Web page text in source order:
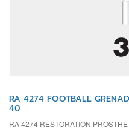
RA 4274 FOOTBALL
40
RA 4274 RESTORATION